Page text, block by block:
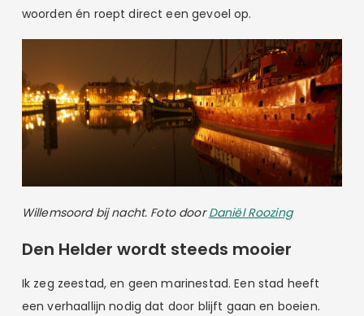
woorden én roept direct een gevoel op.
Willemsoord bij nacht. Foto doorDaniël Roozing
Den Helder wordt steeds mooier
Ik zeg zeestad, en geen marinestad. Een stad heeft
een verhaallijn nodig dat door blijft gaan en boeien.